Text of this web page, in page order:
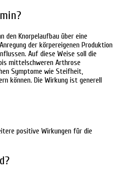
den Knorpelaufbau über eine
der körpereigenen Produktion
Auf diese Weise soll die
mittelschweren Arthrose
Symptome wie Steifheit,
können. Die Wirkung ist generell
positive Wirkungen für die